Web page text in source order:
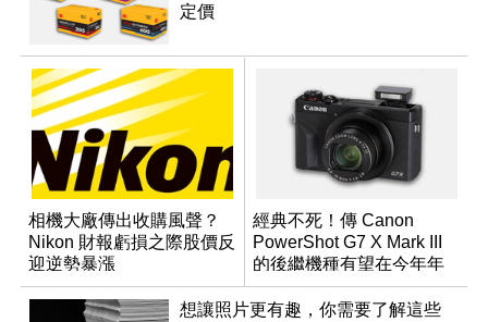
定價
相機大廠傳出收購風聲？
Nikon 財報虧損之際股價反
迎逆勢暴漲
經典不死！傳 Canon
PowerShot G7 X Mark III
的後繼機種有望在今年年
底前推出？
想讓照片更有趣，你需要了解這些